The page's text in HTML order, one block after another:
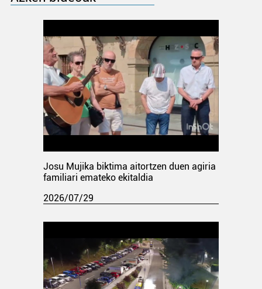
Josu Mujika biktima aitortzen duen agiria
familiari emateko ekitaldia
2026/07/29